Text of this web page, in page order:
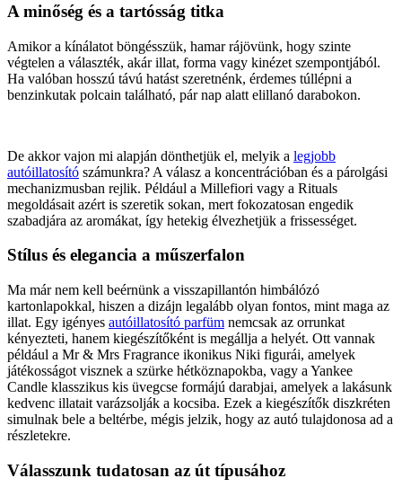
A minőség és a tartósság titka
Amikor a kínálatot böngésszük, hamar rájövünk, hogy szinte
végtelen a választék, akár illat, forma vagy kinézet szempontjából.
Ha valóban hosszú távú hatást szeretnénk, érdemes túllépni a
benzinkutak polcain található, pár nap alatt elillanó darabokon.
De akkor vajon mi alapján dönthetjük el, melyik a legjobb
autóillatosító számunkra? A válasz a koncentrációban és a párolgási
mechanizmusban rejlik. Például a Millefiori vagy a Rituals
megoldásait azért is szeretik sokan, mert fokozatosan engedik
szabadjára az aromákat, így hetekig élvezhetjük a frissességet.
Stílus és elegancia a műszerfalon
Ma már nem kell beérnünk a visszapillantón himbálózó
kartonlapokkal, hiszen a dizájn legalább olyan fontos, mint maga az
illat. Egy igényes autóillatosító parfüm nemcsak az orrunkat
kényezteti, hanem kiegészítőként is megállja a helyét. Ott vannak
például a Mr & Mrs Fragrance ikonikus Niki figurái, amelyek
játékosságot visznek a szürke hétköznapokba, vagy a Yankee
Candle klasszikus kis üvegcse formájú darabjai, amelyek a lakásunk
kedvenc illatait varázsolják a kocsiba. Ezek a kiegészítők diszkréten
simulnak bele a beltérbe, mégis jelzik, hogy az autó tulajdonosa ad a
részletekre.
Válasszunk tudatosan az út típusához